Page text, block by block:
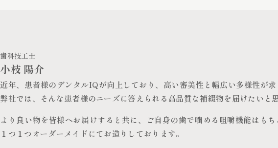
歯科技工士
小枝 陽介
近年、患者様のデンタルIQが向上しており、高い審美性と幅広い多様性が求
弊社では、そんな患者様のニーズに答えられる高品質な補綴物を届けたいと
より良い物を皆様へお届けすると共に、ご自身の歯で噛める咀嚼機能はも
１つ１つオーダーメイドにてお造りしております。